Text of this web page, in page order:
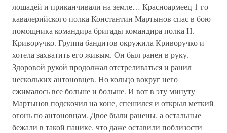
лошадей и приканчивали на земле… Красноармеец 1-го
кавалерийского полка Константин Мартынов спас в бою
помощника командира бригады командира полка Н.
Криворучко. Группа бандитов окружила Криворучко и
хотела захватить его живым. Он был ранен в руку.
Здоровой рукой продолжал отстреливаться и ранил
нескольких антоновцев. Но кольцо вокруг него
сжималось все больше и больше. И вот в эту минуту
Мартынов подскочил на коне, спешился и открыл меткий
огонь по антоновцам. Двое были ранены, а остальные
бежали в такой панике, что даже оставили поблизости